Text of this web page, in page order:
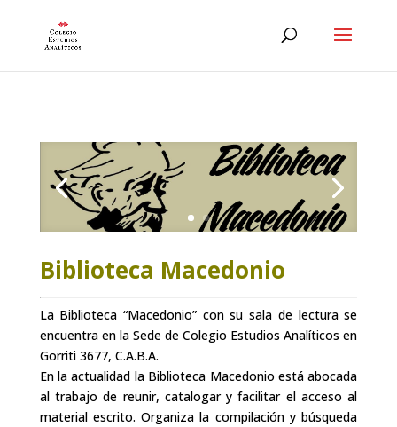
Biblioteca Macedonio
La Biblioteca “Macedonio” con su sala de lectura se
encuentra en la Sede de Colegio Estudios Analíticos en
Gorriti 3677, C.A.B.A.
En la actualidad la Biblioteca Macedonio está abocada
al trabajo de reunir, catalogar y facilitar el acceso al
material escrito. Organiza la compilación y búsqueda